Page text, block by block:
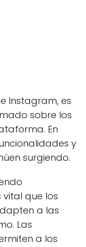
Instagram, es
sobre los
En
y
surgiendo.
que los
a las
Las
a los